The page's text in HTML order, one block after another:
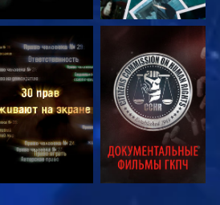
СМОТРЕТЬ СМОТРЕТЬ